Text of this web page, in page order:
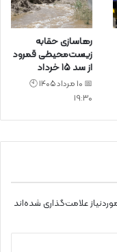
رهاسازی حقابه
زیست‌محیطی قمرود
از سد ۱۵ خرداد
📅 10 مرداد 1405 🕙
19:30
علامت‌گذاری شده‌اند